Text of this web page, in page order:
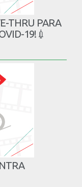
THRU PARA
19!💉